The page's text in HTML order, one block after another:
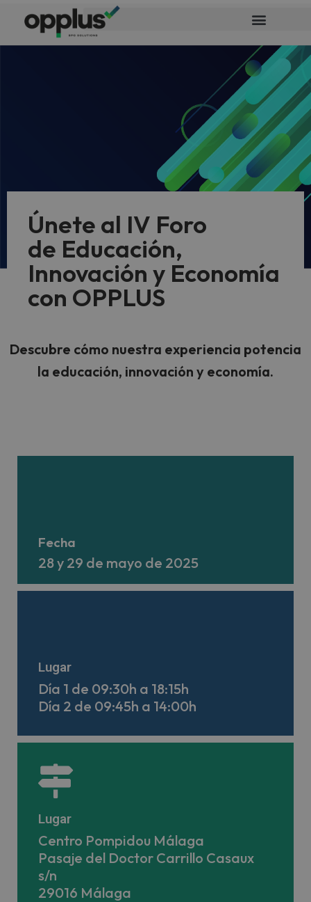
Únete al IV Foro
de Educación,
Innovación y Economía
con OPPLUS
Descubre cómo nuestra experiencia potencia
la educación, innovación y economía.
Fecha
28 y 29 de mayo de 2025
Lugar
Día 1 de 09:30h a 18:15h
Día 2 de 09:45h a 14:00h
Lugar
Centro Pompidou Málaga
Pasaje del Doctor Carrillo Casaux
s/n
29016 Málaga